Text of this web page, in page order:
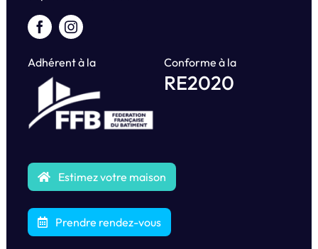
Adhérent à la Conforme à la
RE2020
Estimez votre maison
Prendre rendez-vous